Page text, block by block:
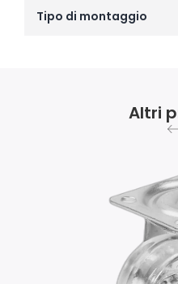
Tipo di montaggio
Altri